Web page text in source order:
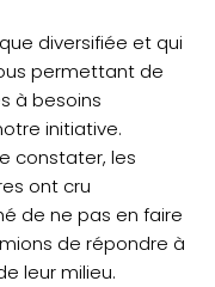
diversifiée et qui
permettant de
à besoins
initiative.
constater, les
ont cru
de ne pas en faire
de répondre à
leur milieu.